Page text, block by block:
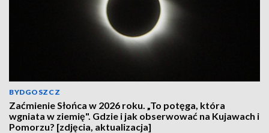
BYDGOSZCZ
Zaćmienie Słońca w 2026 roku. „To potęga, która
wgniata w ziemię". Gdzie i jak obserwować na Kujawach i
Pomorzu? [zdjęcia, aktualizacja]